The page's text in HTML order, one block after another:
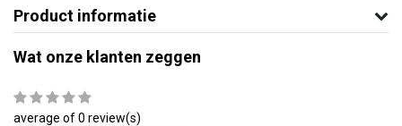
Product informatie
Wat onze klanten zeggen
average of 0 review(s)